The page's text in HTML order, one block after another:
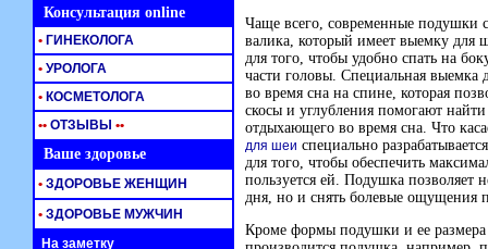
Чаще всего, современные подушки
валика, который имеет выемку для
для того, чтобы удобно спать на
части головы. Специальная выемка
во время сна на спине, которая
скосы и углубления помогают
отдыхающего во время сна. Что
для шеи специально
для того, чтобы обеспечить
пользуется ей. Подушка позволяет
дня, но и снять болевые ощущения
Кроме формы подушки и ее размера
Консультация online
• ГИНЕКОЛОГА
• УРОЛОГА
• КОСМЕТОЛОГА
•• ОТЗЫВЫ ••
Ваше здоровье
• ЗДОРОВЬЕ ЖЕНЩИН
• ЗДОРОВЬЕ МУЖЧИН
На заметку